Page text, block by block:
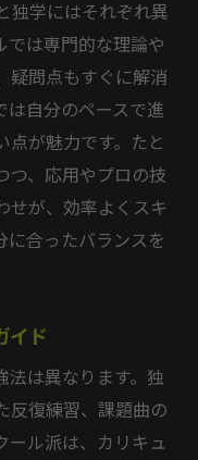
独学にはそれぞれ異
は専門的な理論や
疑問点もすぐに解消
自分のペースで進
が魅力です。たと
つ、応用やプロの技
せが、効率よくスキ
合ったバランスを
イド
は異なります。独
反復練習、課題曲の
ール派は、カリキュ